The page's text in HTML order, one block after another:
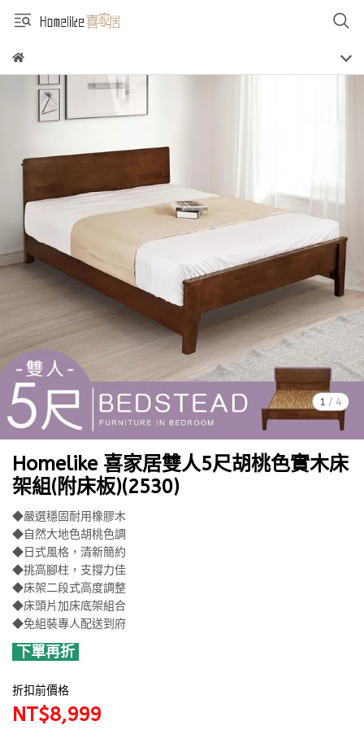
1 / 4
Homelike 喜家居雙人5尺胡桃色實木床
架組(附床板)(2530)
◆嚴選穩固耐用橡膠木
◆自然大地色胡桃色調
◆日式風格，清新簡約
◆挑高腳柱，支撐力佳
◆床架二段式高度調整
◆床頭片加床底架組合
◆免組裝專人配送到府
下單再折
折扣前價格
NT$8,999